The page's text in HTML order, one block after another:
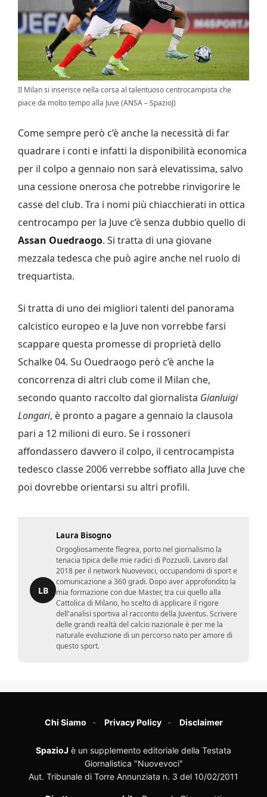
Il Milan si inserisce nella corsa al talentuoso centrocampista che
piace da molto tempo alla Juve (ANSA – SpazioJ)
Come sempre però c’è anche la necessità di far
quadrare i conti e infatti la disponibilità economica
per il colpo a gennaio non sarà elevatissima, salvo
una cessione onerosa che potrebbe rinvigorire le
casse del club. Tra i nomi più chiacchierati in ottica
centrocampo per la Juve c’è senza dubbio quello di
Assan Ouedraogo. Si tratta di una giovane
mezzala tedesca che può agire anche nel ruolo di
trequartista.
Si tratta di uno dei migliori talenti del panorama
calcistico europeo e la Juve non vorrebbe farsi
scappare questa promesse di proprietà dello
Schalke 04. Su Ouedraogo però c’è anche la
concorrenza di altri club come il Milan che,
secondo quanto raccolto dal giornalista Gianluigi
Longari, è pronto a pagare a gennaio la clausola
pari a 12 milioni di euro. Se i rossoneri
affondassero davvero il colpo, il centrocampista
tedesco classe 2006 verrebbe soffiato alla Juve che
poi dovrebbe orientarsi su altri profili.
LB
Laura Bisogno
Orgogliosamente flegrea, porto nel giornalismo la
tenacia tipica delle mie radici di Pozzuoli. Lavoro dal
2018 per il network Nuovevoci, occupandomi di sport e
comunicazione a 360 gradi. Dopo aver approfondito la
mia formazione con due Master, tra cui quello alla
Cattolica di Milano, ho scelto di applicare il rigore
dell'analisi sportiva al racconto della Juventus. Scrivere
delle grandi realtà del calcio nazionale è per me la
naturale evoluzione di un percorso nato per amore di
questo sport.
Chi Siamo Privacy Policy Disclaimer
SpazioJ è un supplemento editoriale della Testata
Giornalistica "Nuovevoci"
Aut. Tribunale di Torre Annunziata n. 3 del 10/02/2011